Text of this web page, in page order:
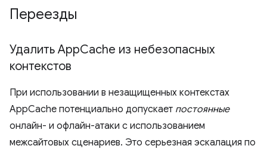
Переезды
Удалить AppCache из небезопасных
контекстов
При использовании в незащищенных контекстах
AppCache потенциально допускает постоянные
онлайн- и офлайн-атаки с использованием
межсайтовых сценариев. Это серьезная эскалация по